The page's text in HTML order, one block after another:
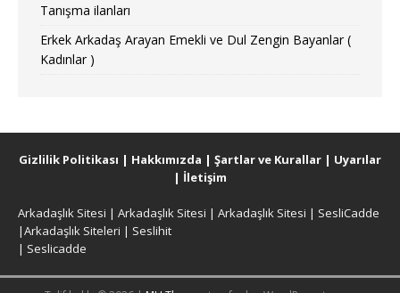
Tanışma ilanları
Erkek Arkadaş Arayan Emekli ve Dul Zengin Bayanlar (
Kadınlar )
Gizlilik Politikası | Hakkımızda | Şartlar ve Kurallar | Uyarılar
| İletişim
Arkadaşlık Sitesi | Arkadaşlık Sitesi | Arkadaşlık Sitesi | SesliCadde
|Arkadaşlık Siteleri | Seslihit
| Seslicadde